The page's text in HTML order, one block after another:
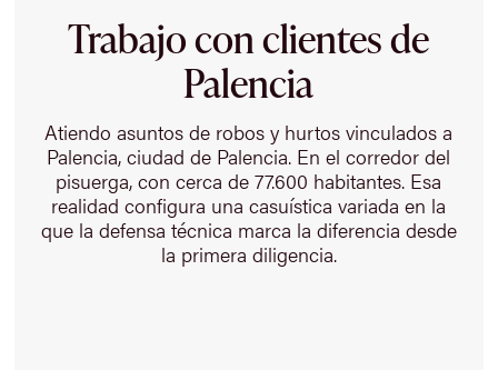
Trabajo con clientes de
Palencia
Atiendo asuntos de robos y hurtos vinculados a
Palencia, ciudad de Palencia. En el corredor del
pisuerga, con cerca de 77.600 habitantes. Esa
realidad configura una casuística variada en la
que la defensa técnica marca la diferencia desde
la primera diligencia.